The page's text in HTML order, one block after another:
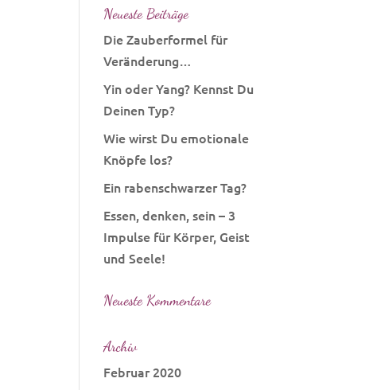
Neueste Beiträge
Die Zauberformel für
Veränderung…
Yin oder Yang? Kennst Du
Deinen Typ?
Wie wirst Du emotionale
Knöpfe los?
Ein rabenschwarzer Tag?
Essen, denken, sein – 3
Impulse für Körper, Geist
und Seele!
Neueste Kommentare
Archiv
Februar 2020